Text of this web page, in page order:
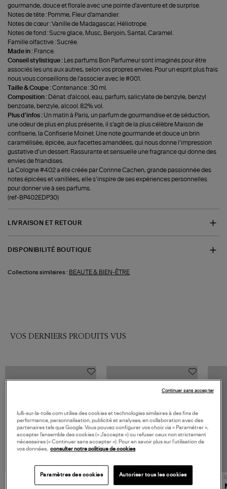
gourmande, douce et florale avec une pointe d'aventure et de surprise.
Notes de tête : Pomme, Fleur d'amandier.
Notes de cœur : Vanille de Madagascar, Héliotrope.
Notes de fond : Sucre glace, Musc, Benjoin, Santal, Caramel.
Famille olfactive : Sucrée.
Made in : France.
Conseil stylistique :
Les parfums Bon Parfumeur sont imaginés pour être
associés les uns aux autres, selon vos propres envies. Pour un esprit plus frais
nous vous conseillons de l'associer avec le #001.
Taille & Coupe :Contenance : 30 ml.
Composition : Dénat. d'alcool, eau, parfum, salicylate de benzyle, benzyl
benzoate, benzyle, alcool. 82% vol.
Plus d'infos : Un matin à Paris, un parfum de gourmandise et de séduction,
une odeur de plus en plus présente, il s’agit de la plus célèbre Maison de
confiserie, la Confiserie Moinet. Une note gourmande et douce un brin
caramélisée, épicée, aux facettes amandées, qui nous donne l’impression
gustative d’un dessert. Rassurante et sensuelle une fragrance qui donne des
envies de friandises.
La Cologne #402 a été créée par Corinne Cachen, grande passionnée des
notes épicées et vanillées, elle s’inspire de ses expériences personnelles
pour donner vie à ses parfums.
(ref-BP402EDP30)
LIVRAISON ET RETOUR
DISPONIBILITÉ BOUTIQUE
Collections similaires : BEAUTE & BIEN-ÊTRE
VOS DERNIERS PRODUITS VUS
JEROME DREYFUSS
NOUVELLE COLLECTION
TORAL
lulli-sur-la-toile.com utilise des cookies et technologies similaires à des fins de
performance, personnalisation, publicité et analyses, en collaboration avec des
partenaires tels que Google. Vous pouvez configurer vos choix via « Paramétrer »,
accepter l’ensemble des cookies (« J’accepte ») ou refuser ceux non strictement
nécessaires (« Continuer sans accepter »). Pour en savoir plus sur l’utilisation de
vos données, consulter notre politique de cookies
Paramètres des cookies Autoriser tous les cookies
Continuer sans accepter